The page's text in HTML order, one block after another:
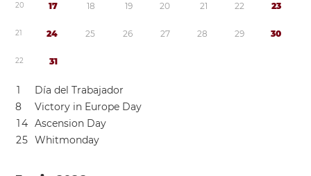
20 17 18 19 20 21 22 23
21 24 25 26 27 28 29 30
22 31
1
Día del Trabajador
8
Victory in Europe Day
14 Ascension Day
25 Whitmonday